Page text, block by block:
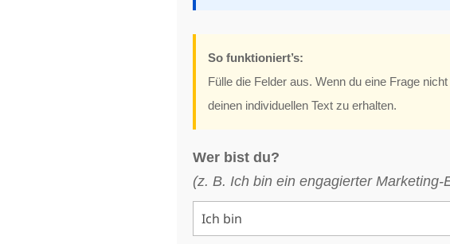
So funktioniert’s:
Fülle die Felder aus. Wenn du eine Frage
deinen individuellen Text zu erhalten.
Wer bist du?
(z. B. Ich bin ein engagierter